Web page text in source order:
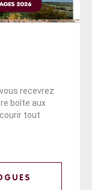
recevrez
boîte aux
tout